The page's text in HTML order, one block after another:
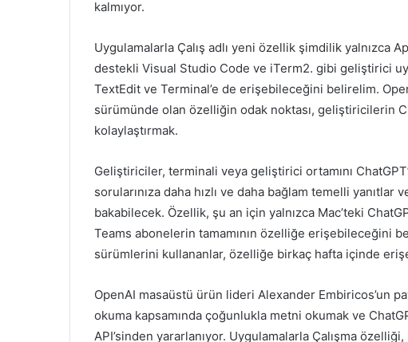
kalmıyor.
Uygulamalarla Çalış adlı yeni özellik şimdilik yalnızca
destekli Visual Studio Code ve iTerm2. gibi geliştirici
TextEdit ve Terminal’e de erişebileceğini belirelim.
sürümünde olan özelliğin odak noktası, geliştiricilerin
kolaylaştırmak.
Geliştiriciler, terminali veya geliştirici ortamını
sorularınıza daha hızlı ve daha bağlam temelli
bakabilecek. Özellik, şu an için yalnızca Mac’teki
Teams abonelerin tamamının özelliğe erişebileceğini
sürümlerini kullananlar, özelliğe birkaç hafta içinde
OpenAI masaüstü ürün lideri Alexander Embiricos’un
okuma kapsamında çoğunlukla metni okumak ve
API’sinden yararlanıyor. Uygulamalarla Çalışma